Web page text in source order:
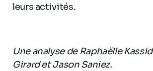
leurs activités.
Une analyse de Raphaëlle
Girard et Jason Saniez.